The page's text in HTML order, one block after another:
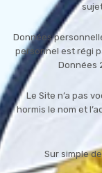
Données
personnel est régi
Données
Le Site n’a pas
hormis le nom et
Sur simple